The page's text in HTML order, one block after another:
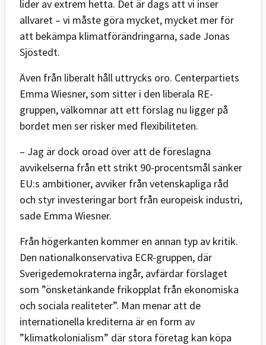
lider av extrem hetta. Det är dags att vi inser
allvaret – vi måste göra mycket, mycket mer för
att bekämpa klimatförändringarna, sade Jonas
Sjöstedt.
Även från liberalt håll uttrycks oro. Centerpartiets
Emma Wiesner, som sitter i den liberala RE-
gruppen, välkomnar att ett förslag nu ligger på
bordet men ser risker med flexibiliteten.
– Jag är dock oroad över att de föreslagna
avvikelserna från ett strikt 90-procentsmål sänker
EU:s ambitioner, avviker från vetenskapliga råd
och styr investeringar bort från europeisk industri,
sade Emma Wiesner.
Från högerkanten kommer en annan typ av kritik.
Den nationalkonservativa ECR-gruppen, där
Sverigedemokraterna ingår, avfärdar förslaget
som ”önsketänkande frikopplat från ekonomiska
och sociala realiteter”. Man menar att de
internationella krediterna är en form av
”klimatkolonialism” där stora företag kan köpa